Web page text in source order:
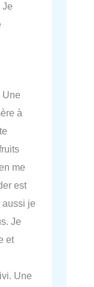
Je
Une
à
me
est
aussi je
Je
et
Une